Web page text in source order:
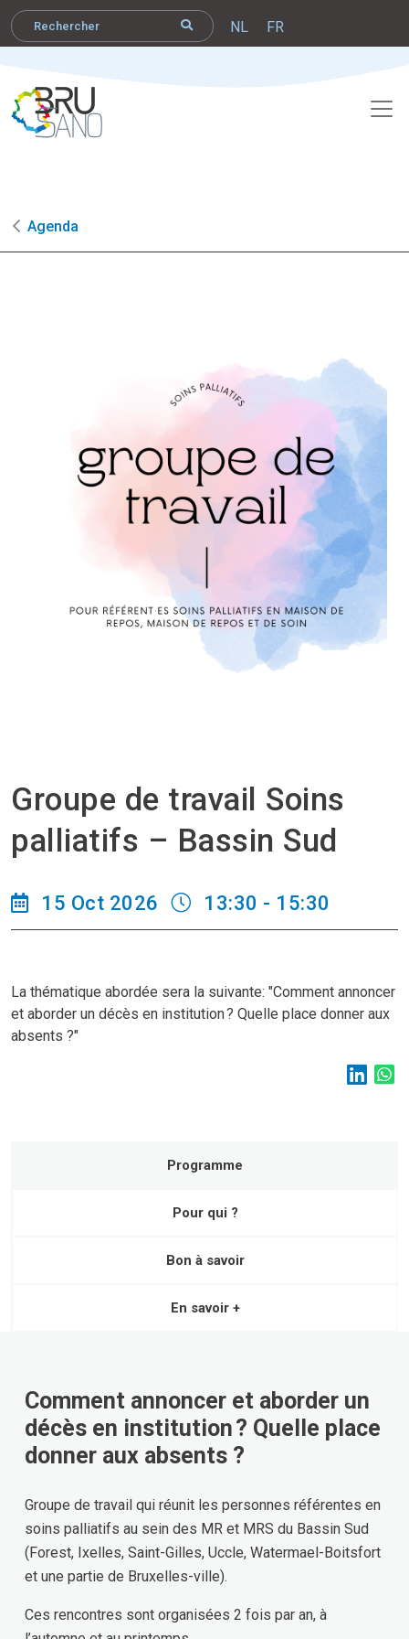
NL FR
Agenda
Groupe de travail Soins
palliatifs – Bassin Sud
15 Oct 2026 13:30 - 15:30
La thématique abordée sera la suivante: "Comment annoncer
et aborder un décès en institution ? Quelle place donner aux
absents ?"
Programme
Pour qui ?
Bon à savoir
En savoir +
Comment annoncer et aborder un
décès en institution ? Quelle place
donner aux absents ?
Groupe de travail qui réunit les personnes référentes en
soins palliatifs au sein des MR et MRS du Bassin Sud
(Forest, Ixelles, Saint-Gilles, Uccle, Watermael-Boitsfort
et une partie de Bruxelles-ville).
Ces rencontres sont organisées 2 fois par an, à